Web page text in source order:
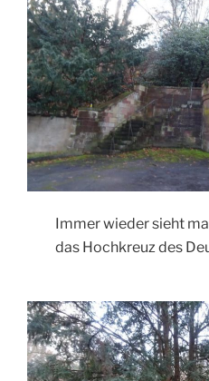
Immer wieder sieht
das Hochkreuz des